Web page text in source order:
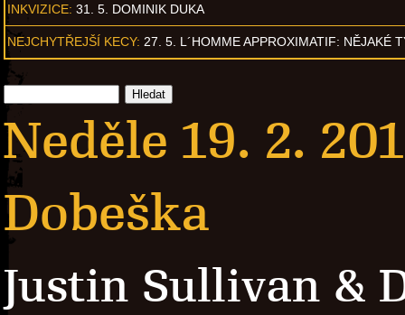
INKVIZICE: 31. 5. DOMINIK DUKA
NEJCHYTŘEJŠÍ KECY: 27. 5. L´HOMME APPROXIMATIF: NĚJAKÉ
Neděle 19. 2.
Dobeška
Justin Sullivan &